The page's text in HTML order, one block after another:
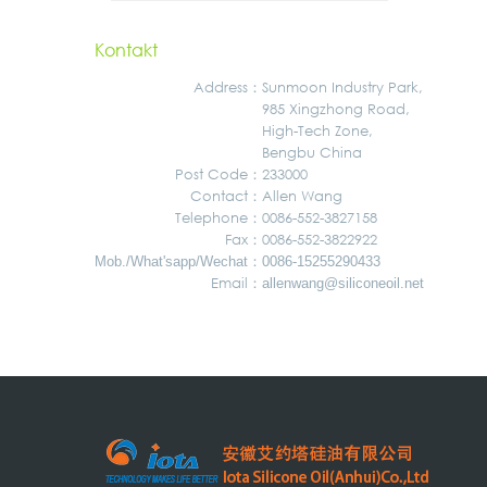
Kontakt
Address ： Sunmoon Industry Park,
985 Xingzhong Road,
High-Tech Zone,
Bengbu China
Post Code： 233000
Contact： Allen Wang
Telephone： 0086-552-3827158
Fax： 0086-552-3822922
Mob./What'sapp/Wechat ： 0086-15255290433
Email： allenwang@siliconeoil.net